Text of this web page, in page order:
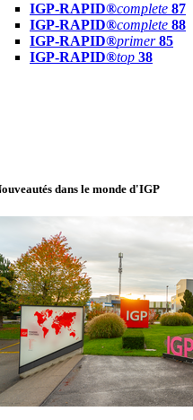
IGP-RAPID®complete 87
IGP-RAPID®complete 88
IGP-RAPID®primer 85
IGP-RAPID®top 38
dans le monde d'IGP